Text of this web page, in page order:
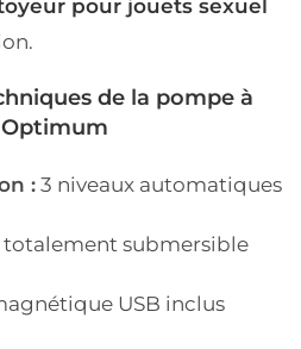
pour jouets sexuel
de la pompe à
: 3 niveaux automatiques
totalement submersible
USB inclus